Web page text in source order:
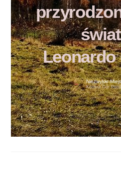
Leonardo
Niezwykłe
Korona Gór